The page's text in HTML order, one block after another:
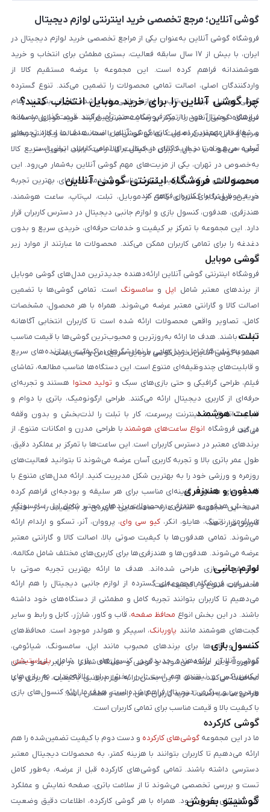
گوشی آنلاین؛ مرجع تخصصی خرید اینترنتی لوازم دیجیتال
فروشگاه گوشی آنلاین به‌عنوان یکی از مراجع تخصصی خرید لوازم دیجیتال در
ایران، با بیش از ۱۷ سال سابقه فعالیت، بستری مطمئن برای انتخاب و خرید
هوشمندانه فراهم کرده است. این مجموعه با عرضه مستقیم کالا از
واردکنندگان اصلی، اصالت تمامی محصولات را تضمین می‌کند. تنوع گسترده
گوشی موبایل، تبلت، لپ‌تاپ و لوازم جانبی باعث شده کاربران بتوانند تمام
نیازهای دیجیتال خود را از یک فروشگاه معتبر تأمین کنند. قیمت‌گذاری منصفانه
و شفاف از مهم‌ترین اصول کاری گوشی آنلاین است. هدف ما ایجاد تجربه‌ای
آسان، سریع و امن در خرید کالای دیجیتال برای تمامی کاربران ایرانی است.
چرا گوشی آنلاین را برای خرید موبایل انتخاب کنید؟
فروشگاه گوشی آنلاین با تمرکز بر رضایت مشتری، فرآیند خرید موبایل را ساده،
سریع و قابل اعتماد کرده است. تمامی گوشی‌ها با ضمانت اصالت و گارانتی معتبر
عرضه می‌شوند تا خیال کاربران از کیفیت کالا راحت باشد. تحویل سریع کالا
به‌خصوص در تهران، یکی از مزیت‌های مهم گوشی آنلاین به‌شمار می‌رود. این
مجموعه تلاش می‌کند با ترکیب قیمت مناسب و خدمات حرفه‌ای، بهترین تجربه
خرید موبایل را برای کاربران فراهم کند.
محصولات فروشگاه اینترنتی گوشی آنلاین
در این فروشگاه گستره‌ای کامل از موبایل، تبلت، لپ‌تاپ، ساعت هوشمند،
هندزفری، هدفون، کنسول بازی و لوازم جانبی دیجیتال در دسترس کاربران قرار
دارد. این مجموعه با تمرکز بر کیفیت و خدمات حرفه‌ای، خریدی سریع و بدون
دغدغه را برای تمامی کاربران ممکن می‌کند. محصولات ما عبارتند از موارد زیر
است:
گوشی موبایل
فروشگاه اینترنتی گوشی آنلاین ارائه‌دهنده جدیدترین مدل‌های گوشی موبایل
از برندهای معتبر شامل اپل و سامسونگ است. تمامی گوشی‌ها با تضمین
اصالت کالا و گارانتی معتبر عرضه می‌شوند. همراه با هر محصول، مشخصات
کامل، تصاویر واقعی محصولات ارائه شده است تا کاربران انتخابی آگاهانه
داشته باشند. هدف ما ارائه به‌روزترین و محبوب‌ترین گوشی‌ها با قیمت مناسب
است. با گوشی آنلاین، خرید گوشی موبایل سریع، امن و آسان است.
تبلت
مجموعه تبلت‌ها شامل مدل‌هایی با نمایشگرهای باکیفیت، پردازنده‌های سریع
و قابلیت‌های چندوظیفه‌ای متنوع است. این دستگاه‌ها مناسب مطالعه، تماشای
فیلم، طراحی گرافیکی و حتی بازی‌های سبک و تولید محتوا هستند و تجربه‌ای
حرفه‌ای از کاربری دیجیتال ارائه می‌کنند. طراحی ارگونومیک، باتری با دوام و
قابلیت اتصال به اینترنت پرسرعت، کار با تبلت را لذت‌بخش و بدون وقفه
می‌کند.
ساعت هوشمند
در این فروشگاه انواع ساعت‌های هوشمند با طراحی مدرن و امکانات متنوع، از
برندهای معتبر در دسترس کاربران است. این ساعت‌ها با تمرکز بر عملکرد دقیق،
طول عمر باتری بالا و تجربه کاربری آسان عرضه می‌شوند تا بتوانید فعالیت‌های
روزمره و ورزشی خود را به بهترین شکل مدیریت کنید. ارائه مدل‌های متنوع با
قابلیت‌های متفاوت، گزینه‌ای مناسب برای هر سلیقه و بودجه‌ای فراهم کرده
است. این مجموعه تلاش دارد ساعت‌هایی کاربردی و باکیفیت را در اختیار
کاربران قرار دهد.
هدفون و هندزفری
در بخش هدفون و هندزفری، محصولات برندهای معتبر شامل اپل، سامسونگ،
شیائومی، ناتینگ، هایلو، انکر، کیو سی وای، پرووان، آنر، تسکو و ارلدام ارائه
می‌شوند. تمامی هدفون‌ها با کیفیت صوتی بالا، اصالت کالا و گارانتی معتبر
عرضه می‌شوند. هدفون‌ها و هندزفری‌ها برای کاربری‌های مختلف شامل مکالمه،
موسیقی و بازی طراحی شده‌اند. هدف ما ارائه بهترین تجربه صوتی با
محصولات متنوع و باکیفیت است.
لوازم جانبی
ما در این فروشگاه مجموعه‌ای گسترده از لوازم جانبی دیجیتال را هم ارائه
می‌دهیم تا کاربران بتوانند تجربه کامل و مطمئنی از دستگاه‌های خود داشته
باشند. در این بخش انواع محافظ صفحه، قاب و کاور، شارژر، کابل و رابط و سایر
گجت‌های هوشمند مانند پاوربانک، اسپیکر و هولدر موجود است. محافظ‌های
صفحه و قاب‌ها برای برندهای محبوب مانند اپل، سامسونگ، شیائومی،
موتورولا و آنر عرضه می‌شوند و گوشی و دستگاه شما را در برابر خط و خش
محافظت می‌کنند. هدف از این بخش ارائه لوازم جانبی باکیفیت، کاربردی و با
طراحی مناسب است تا خرید کاربران کامل، راحت و مطمئن باشد.
کنسول بازی
گوشی آنلاین ارائه‌دهنده جدیدترین کنسول‌های بازی شامل پلی‌استیشن،
ایکس‌باکس و نینتندو هم است. این بخش برای علاقه‌مندان به بازی‌های
ویدیویی و سرگرمی دیجیتال فراهم شده است. هدف ما ارائه کنسول‌های بازی
با کیفیت بالا و قیمت مناسب برای تمامی کاربران است.
گوشی کارکرده
ما در این مجموعه گوشی‌های کارکرده و دست دوم با کیفیت تضمین‌شده را هم
ارائه می‌دهیم تا کاربران بتوانند با هزینه کمتر، به محصولات دیجیتال معتبر
دسترسی داشته باشند. تمامی گوشی‌های کارکرده قبل از عرضه، به‌طور کامل
تست و بررسی تخصصی می‌شوند تا از سلامت باتری، صفحه نمایش و عملکرد
فنی اطمینان حاصل شود. همراه با هر گوشی کارکرده، اطلاعات دقیق وضعیت
گوشیتو بفروش